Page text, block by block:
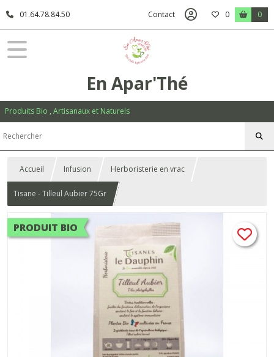
01.64.78.84.50 Contact 0 0
En Apar'Thé
Produits Bio , Artisanaux et Naturels
Accueil Infusion Herboristerie en vrac
Tisane - Tilleul Aubier 75Gr
PRODUIT BIO